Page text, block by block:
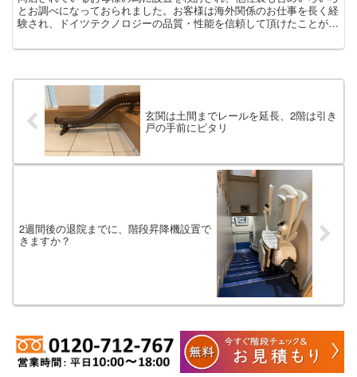
とお調べになっておられました。お客様は海外関係のお仕事を長く経
験され、ドイツテクノロジーの品質・性能を信頼して頂けたことが決
玄関は土間までレールを延長、2階は引き
戸の手前にピタリ
2週間後の退院までに、階段昇降機設置で
きますか？